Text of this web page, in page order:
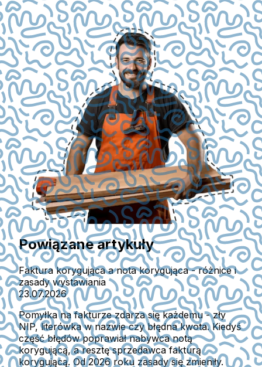
Powiązane artykuły
Faktura korygująca a nota korygująca - różnice i
zasady wystawiania
23.07.2026
Pomyłka na fakturze zdarza się każdemu - zły
NIP, literówka w nazwie czy błędna kwota. Kiedyś
część błędów poprawiał nabywca notą
korygującą, a resztę sprzedawca fakturą
korygującą. Od 2026 roku zasady się zmieniły.